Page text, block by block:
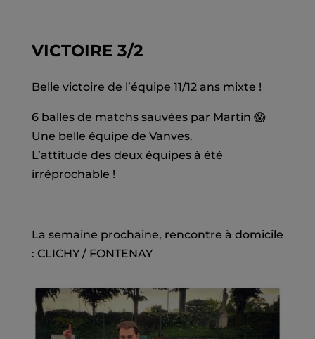
VICTOIRE 3/2
Belle victoire de l’équipe 11/12 ans mixte !
6 balles de matchs sauvées par Martin 😱
Une belle équipe de Vanves.
L’attitude des deux équipes à été
irréprochable !
La semaine prochaine, rencontre à domicile
: CLICHY / FONTENAY